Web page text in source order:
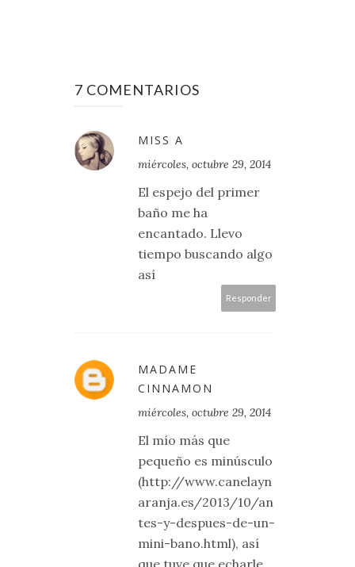
7 COMENTARIOS
MISS A
miércoles, octubre 29, 2014
El espejo del primer
baño me ha
encantado. Llevo
tiempo buscando algo
así
Responder
MADAME
CINNAMON
miércoles, octubre 29, 2014
El mío más que
pequeño es minúsculo
(http://www.canelayn
aranja.es/2013/10/an
tes-y-despues-de-un-
mini-bano.html), así
que tuve que echarle